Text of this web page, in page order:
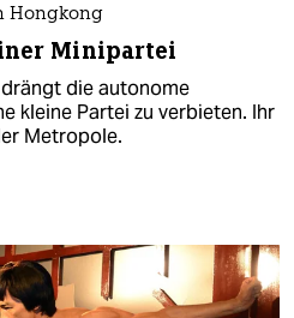
Hongkong
Minipartei
die autonome
kleine Partei zu verbieten. Ihr
Metropole.